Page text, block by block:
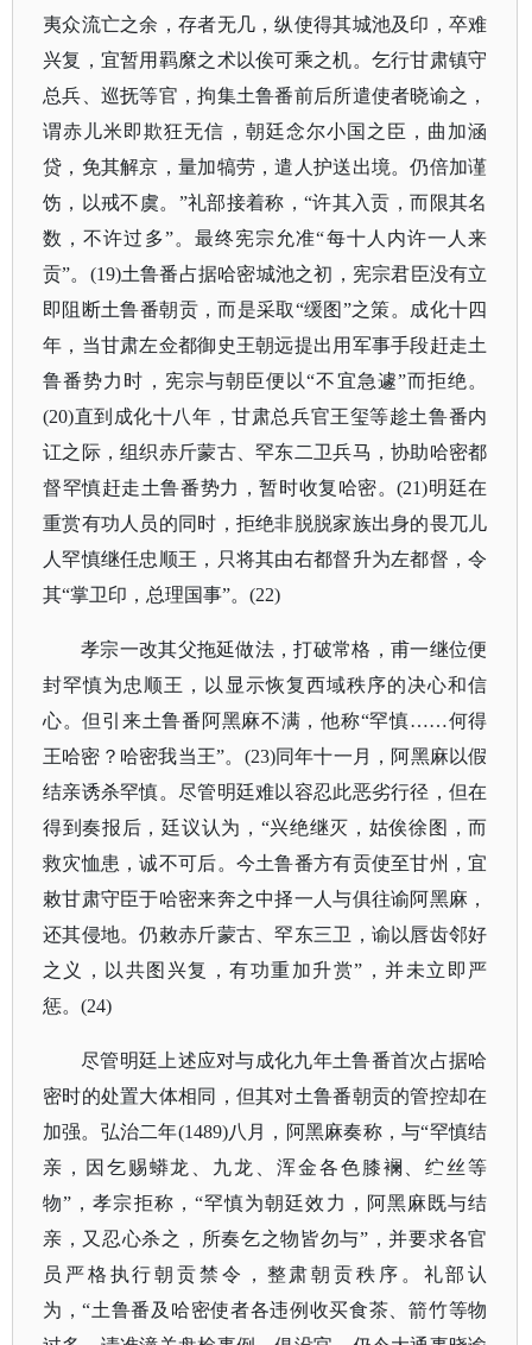
夷众流亡之余，存者无几，纵使得其城池及印，卒难
兴复，宜暂用羁縻之术以俟可乘之机。乞行甘肃镇守
总兵、巡抚等官，拘集土鲁番前后所遣使者晓谕之，
谓赤儿米即欺狂无信，朝廷念尔小国之臣，曲加涵
贷，免其解京，量加犒劳，遣人护送出境。仍倍加谨
饬，以戒不虞。”礼部接着称，“许其入贡，而限其名
数，不许过多”。最终宪宗允准“每十人内许一人来
贡”。(19)土鲁番占据哈密城池之初，宪宗君臣没有立
即阻断土鲁番朝贡，而是采取“缓图”之策。成化十四
年，当甘肃左佥都御史王朝远提出用军事手段赶走土
鲁番势力时，宪宗与朝臣便以“不宜急遽”而拒绝。
(20)直到成化十八年，甘肃总兵官王玺等趁土鲁番内
讧之际，组织赤斤蒙古、罕东二卫兵马，协助哈密都
督罕慎赶走土鲁番势力，暂时收复哈密。(21)明廷在
重赏有功人员的同时，拒绝非脱脱家族出身的畏兀儿
人罕慎继任忠顺王，只将其由右都督升为左都督，令
其“掌卫印，总理国事”。(22)
孝宗一改其父拖延做法，打破常格，甫一继位便
封罕慎为忠顺王，以显示恢复西域秩序的决心和信
心。但引来土鲁番阿黑麻不满，他称“罕慎……何得
王哈密？哈密我当王”。(23)同年十一月，阿黑麻以假
结亲诱杀罕慎。尽管明廷难以容忍此恶劣行径，但在
得到奏报后，廷议认为，“兴绝继灭，姑俟徐图，而
救灾恤患，诚不可后。今土鲁番方有贡使至甘州，宜
敕甘肃守臣于哈密来奔之中择一人与俱往谕阿黑麻，
还其侵地。仍敕赤斤蒙古、罕东三卫，谕以唇齿邻好
之义，以共图兴复，有功重加升赏”，并未立即严
惩。(24)
尽管明廷上述应对与成化九年土鲁番首次占据哈
密时的处置大体相同，但其对土鲁番朝贡的管控却在
加强。弘治二年(1489)八月，阿黑麻奏称，与“罕慎结
亲，因乞赐蟒龙、九龙、浑金各色膝襕、纻丝等
物”，孝宗拒称，“罕慎为朝廷效力，阿黑麻既与结
亲，又忍心杀之，所奏乞之物皆勿与”，并要求各官
员严格执行朝贡禁令，整肃朝贡秩序。礼部认
为，“土鲁番及哈密使者各违例收买食茶、箭竹等物